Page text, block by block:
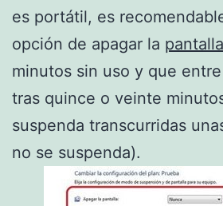
es portátil, es
opción de apagar la pantalla
minutos sin uso y que
tras quince o veinte
suspenda transcurridas
no se suspenda).